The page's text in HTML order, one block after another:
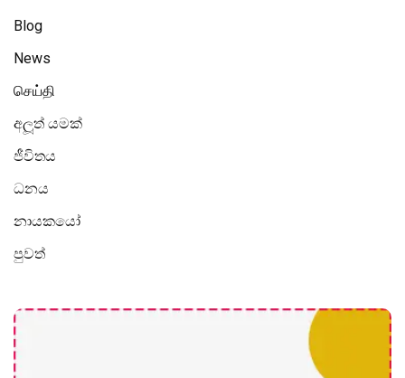
Blog
News
செய்தி
අලූත් යමක්
ජීවිතය
ධනය
නායකයෝ
පුවත්